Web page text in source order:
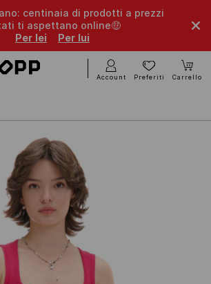
centinaia di prodotti a prezzi
ti aspettano online🤑
Per lei
Per lui
Account Preferiti Carrello